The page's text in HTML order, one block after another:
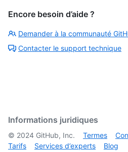
Encore besoin d’aide ?
Demander à la communauté
Contacter le support technique
Informations juridiques
© 2024 GitHub, Inc. Termes
Tarifs
Services d’experts Blog